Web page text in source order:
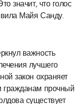
значит, что голос
Майя Санду.
важность
лучшего
закон охраняет
гражданам прочный
существует